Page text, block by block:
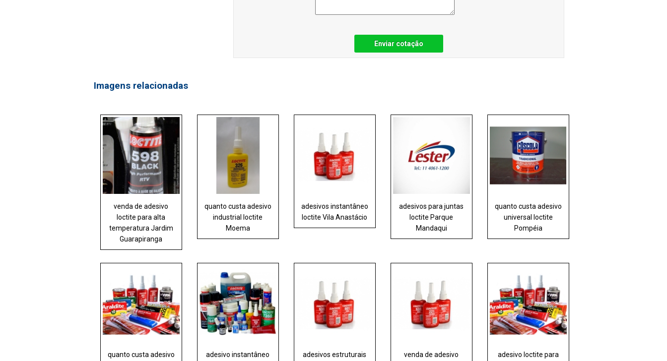
Enviar cotação
Imagens relacionadas
venda de adesivo
loctite para alta
temperatura Jardim
Guarapiranga
quanto custa adesivo
industrial loctite
Moema
adesivos instantâneo
loctite Vila Anastácio
adesivos para juntas
loctite Parque
Mandaqui
quanto custa adesivo
universal loctite
Pompéia
quanto custa adesivo
adesivo instantâneo
adesivos estruturais
venda de adesivo
adesivo loctite para